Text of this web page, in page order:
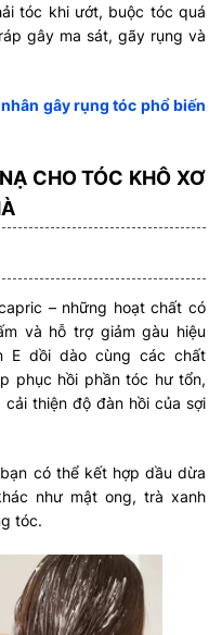
tóc khi ướt, buộc tóc quá
gây ma sát, gãy rụng và
gây rụng tóc phổ biến
CHO TÓC KHÔ XƠ
– những hoạt chất có
và hỗ trợ giảm gàu hiệu
E dồi dào cùng các chất
phục hồi phần tóc hư tổn,
thiện độ đàn hồi của sợi
có thể kết hợp dầu dừa
như mật ong, trà xanh
tóc.